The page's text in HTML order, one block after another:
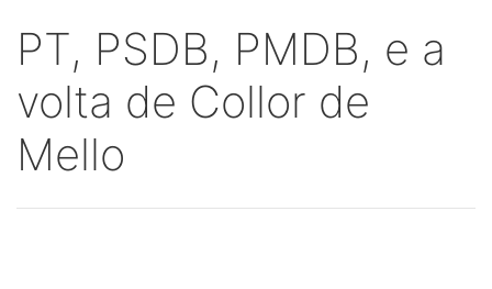
PT, PSDB, PMDB, e a
volta de Collor de
Mello